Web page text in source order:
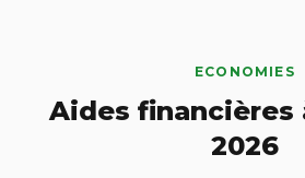
ECONOMIES
Aides financières
2026